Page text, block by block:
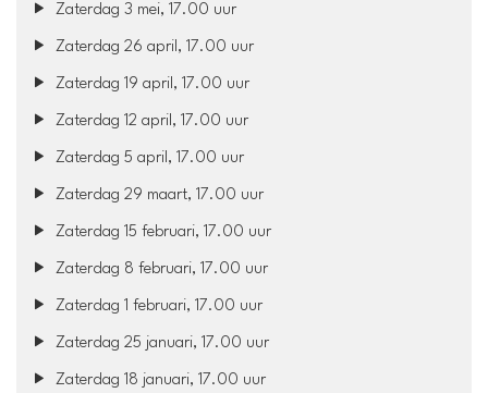
Zaterdag 3 mei, 17.00 uur
Zaterdag 26 april, 17.00 uur
Zaterdag 19 april, 17.00 uur
Zaterdag 12 april, 17.00 uur
Zaterdag 5 april, 17.00 uur
Zaterdag 29 maart, 17.00 uur
Zaterdag 15 februari, 17.00 uur
Zaterdag 8 februari, 17.00 uur
Zaterdag 1 februari, 17.00 uur
Zaterdag 25 januari, 17.00 uur
Zaterdag 18 januari, 17.00 uur